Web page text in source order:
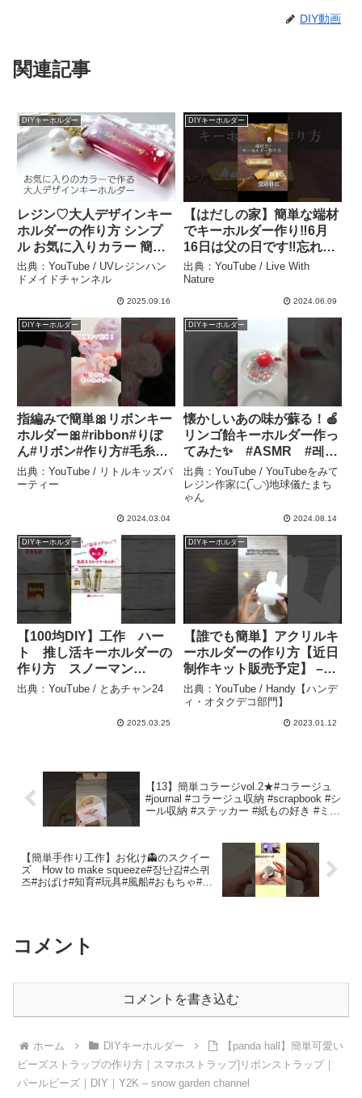
DIY動画
関連記事
DIYキーホルダー
レジン♡大人デザインキー
ホルダーの作り方 シンプ
ル お気に入りカラー 簡単
resin diy – UVレジンハン
ドメイドチャンネル
出典：YouTube / UVレジンハン
ドメイドチャンネル
2025.09.16
DIYキーホルダー
【はだしの家】簡単な端材
でキーホルダー作り‼︎6月
16日は父の日です‼︎忘れが
ちな父の日ですがwこれを
機に作ったみませんか
#shorts #short #diy #端材
Live With Nature
出典：YouTube / Live With
Nature
2024.06.09
DIYキーホルダー
指編みで簡単🎀リボンキー
ホルダー🎀#ribbon#りぼ
ん#リボン#作り方#毛糸#
指編み#手編み#shorts#キ
ーホルダー – リトルキッズ
出典：YouTube / リトルキッズパ
ーティー
2024.03.04
DIYキーホルダー
懐かしいあの味が蘇る！🍎
リンゴ飴キーホルダー作っ
てみた✨ #ASMR #레진
공예 #레진아트#shotrs –
YouTubeをみてレジン作
家に(‾◡◝)地球儀たまちゃん
出典：YouTube / YouTubeをみて
レジン作家に(‾◡◝)地球儀たまち
ゃん
2024.08.14
DIYキーホルダー
【100均DIY】工作 ハー
ト 推し活キーホルダーの
作り方 スノーマン
SnowMan 可愛い工作100
ド 自由研究 自由工作
出典：YouTube / とあチャン24
2025.03.25
DIYキーホルダー
【誰でも簡単】アクリルキ
ーホルダーの作り方【近日
制作キット販売予定】 –
Handy【ハンディ・オタク
デコ部門】
出典：YouTube / Handy【ハンデ
ィ・オタクデコ部門】
2023.01.12
【13】簡単コラージvol.2★#コラージュ
#journal #コラージュ収納 #scrapbook #シ
ール収納 #ステッカー #紙もの好き #ミニ
【簡単手作り工作】お化け👻のスクイー
ズ How to make squeeze#장난감#스퀴
즈#おばけ#知育#玩具#風船#おもちゃ#ハ
コメント
コメントを書き込む
ホーム DIYキーホルダー
【panda hall】簡単可愛い
ビーズストラップの作り方｜スマホストラップ|リボンストラップ｜
パールビーズ｜DIY｜Y2K – snow garden channel